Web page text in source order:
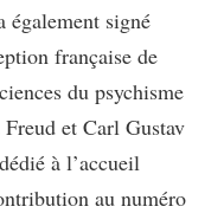
également signé
française de
du psychisme
et Carl Gustav
à l’accueil
au numéro